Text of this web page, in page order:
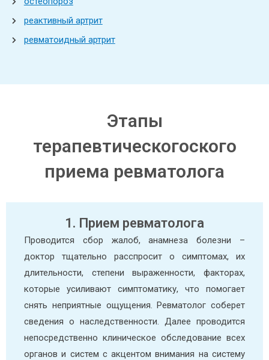
реактивный артрит
ревматоидный артрит
Этапы
терапевтическогоского
приема ревматолога
1. Прием ревматолога
Проводится сбор жалоб, анамнеза болезни –
доктор тщательно расспросит о симптомах, их
длительности, степени выраженности, факторах,
которые усиливают симптоматику, что помогает
снять неприятные ощущения. Ревматолог соберет
сведения о наследственности. Далее проводится
непосредственно клиническое обследование всех
органов и систем с акцентом внимания на систему